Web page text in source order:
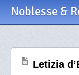
Noblesse &
Letizia